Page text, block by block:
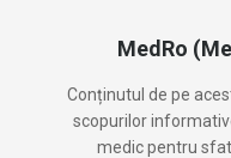
MedRo
Conținutul de pe
scopurilor
medic pentru